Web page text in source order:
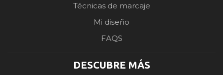
Técnicas de marcaje
Mi diseño
FAQS
DESCUBRE MÁS